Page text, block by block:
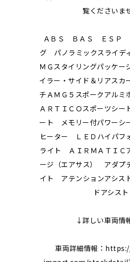
覧くださいま
ＡＢＳ ＢＡＳ ＥＳＰ
グ パノラミックスライデ
ＭＧスタイリングパッケー
イラー・サイド＆リアス
チＡＭＧ５スポークアル
ＡＲＴＩＣＯスポーツシ
ート メモリー付パワーシ
ヒーター ＬＥＤハイパフ
ライト ＡＩＲＭＡＴＩＣ
ージ（エアサス） アダプ
イト アテンションアシス
ドアシスト
↓詳しい車両情
車両詳細情報：